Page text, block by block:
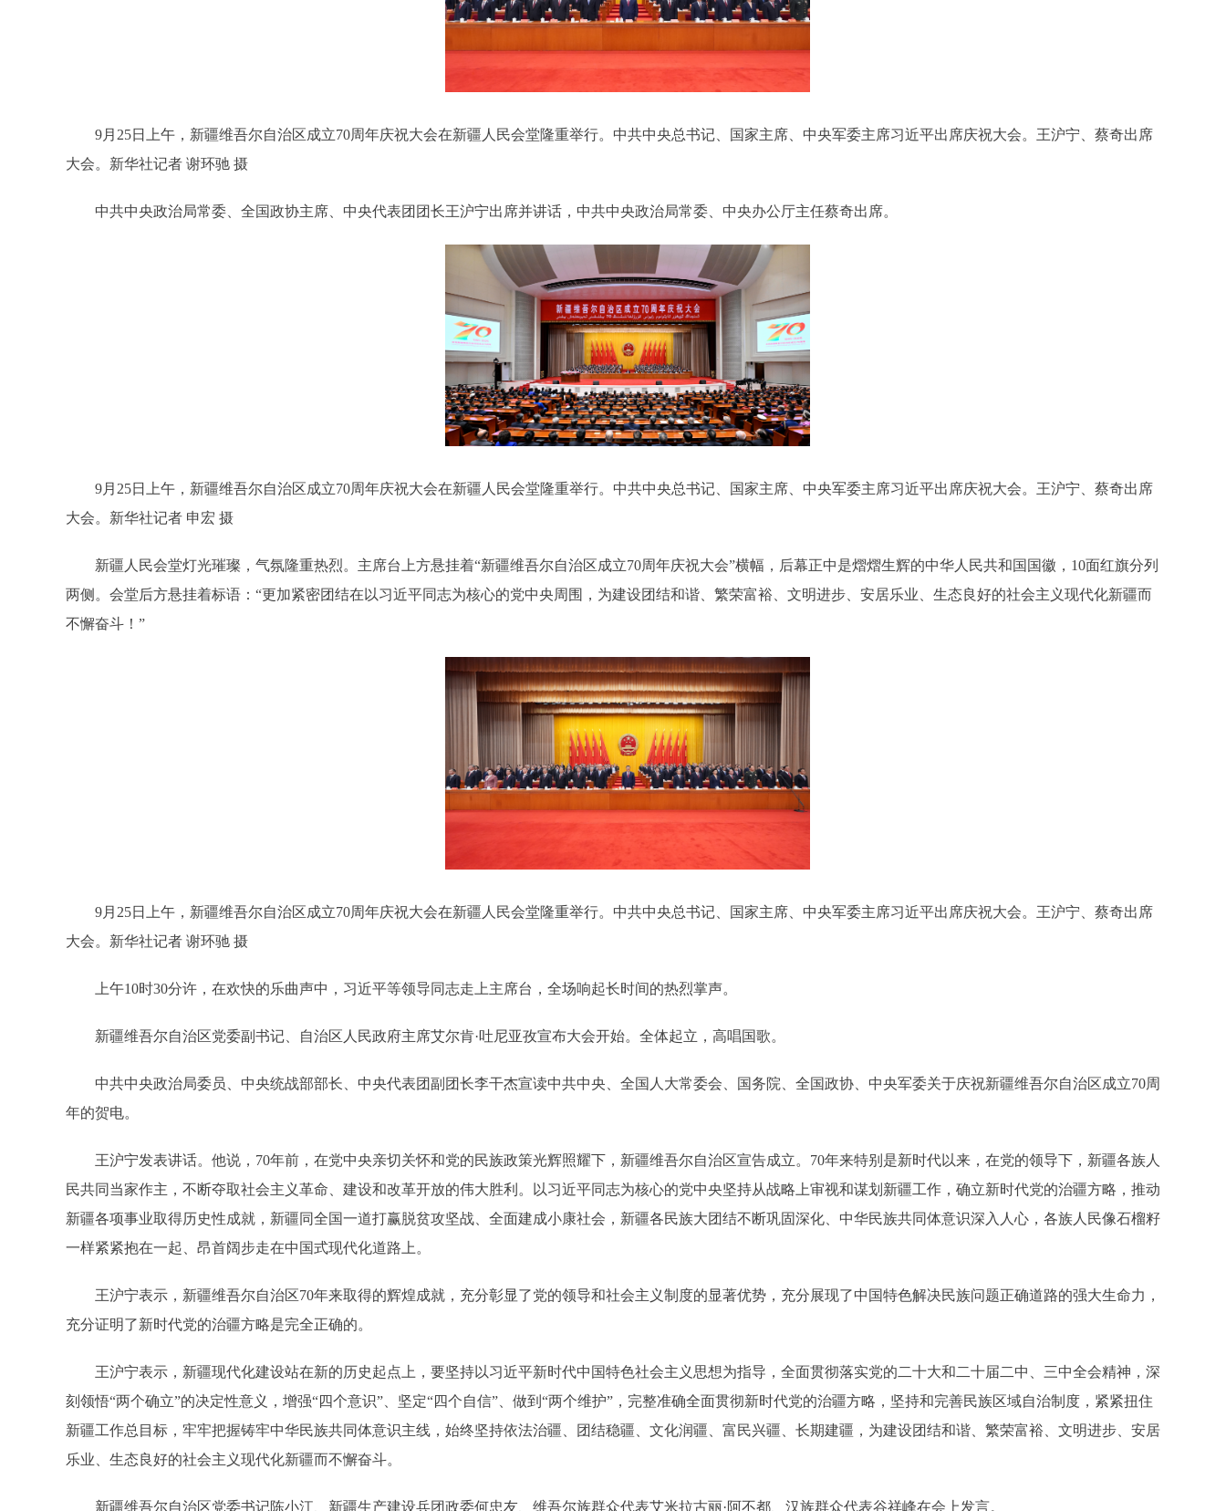
9月25日上午，新疆维吾尔自治区成立70周年庆祝大会在新疆人民会堂隆重举行。中共中央总书记、国家主席、中央军委主席习近平出席庆祝大会。王沪宁、蔡奇出席
大会。新华社记者 谢环驰 摄
中共中央政治局常委、全国政协主席、中央代表团团长王沪宁出席并讲话，中共中央政治局常委、中央办公厅主任蔡奇出席。
9月25日上午，新疆维吾尔自治区成立70周年庆祝大会在新疆人民会堂隆重举行。中共中央总书记、国家主席、中央军委主席习近平出席庆祝大会。王沪宁、蔡奇出席
大会。新华社记者 申宏 摄
新疆人民会堂灯光璀璨，气氛隆重热烈。主席台上方悬挂着“新疆维吾尔自治区成立70周年庆祝大会”横幅，后幕正中是熠熠生辉的中华人民共和国国徽，10面红旗分列
两侧。会堂后方悬挂着标语：“更加紧密团结在以习近平同志为核心的党中央周围，为建设团结和谐、繁荣富裕、文明进步、安居乐业、生态良好的社会主义现代化新疆而
不懈奋斗！”
9月25日上午，新疆维吾尔自治区成立70周年庆祝大会在新疆人民会堂隆重举行。中共中央总书记、国家主席、中央军委主席习近平出席庆祝大会。王沪宁、蔡奇出席
大会。新华社记者 谢环驰 摄
上午10时30分许，在欢快的乐曲声中，习近平等领导同志走上主席台，全场响起长时间的热烈掌声。
新疆维吾尔自治区党委副书记、自治区人民政府主席艾尔肯·吐尼亚孜宣布大会开始。全体起立，高唱国歌。
中共中央政治局委员、中央统战部部长、中央代表团副团长李干杰宣读中共中央、全国人大常委会、国务院、全国政协、中央军委关于庆祝新疆维吾尔自治区成立70周
年的贺电。
王沪宁发表讲话。他说，70年前，在党中央亲切关怀和党的民族政策光辉照耀下，新疆维吾尔自治区宣告成立。70年来特别是新时代以来，在党的领导下，新疆各族人
民共同当家作主，不断夺取社会主义革命、建设和改革开放的伟大胜利。以习近平同志为核心的党中央坚持从战略上审视和谋划新疆工作，确立新时代党的治疆方略，推动
新疆各项事业取得历史性成就，新疆同全国一道打赢脱贫攻坚战、全面建成小康社会，新疆各民族大团结不断巩固深化、中华民族共同体意识深入人心，各族人民像石榴籽
一样紧紧抱在一起、昂首阔步走在中国式现代化道路上。
王沪宁表示，新疆维吾尔自治区70年来取得的辉煌成就，充分彰显了党的领导和社会主义制度的显著优势，充分展现了中国特色解决民族问题正确道路的强大生命力，
充分证明了新时代党的治疆方略是完全正确的。
王沪宁表示，新疆现代化建设站在新的历史起点上，要坚持以习近平新时代中国特色社会主义思想为指导，全面贯彻落实党的二十大和二十届二中、三中全会精神，深
刻领悟“两个确立”的决定性意义，增强“四个意识”、坚定“四个自信”、做到“两个维护”，完整准确全面贯彻新时代党的治疆方略，坚持和完善民族区域自治制度，紧紧扭住
新疆工作总目标，牢牢把握铸牢中华民族共同体意识主线，始终坚持依法治疆、团结稳疆、文化润疆、富民兴疆、长期建疆，为建设团结和谐、繁荣富裕、文明进步、安居
乐业、生态良好的社会主义现代化新疆而不懈奋斗。
新疆维吾尔自治区党委书记陈小江、新疆生产建设兵团政委何忠友、维吾尔族群众代表艾米拉古丽·阿不都、汉族群众代表谷祥峰在会上发言。